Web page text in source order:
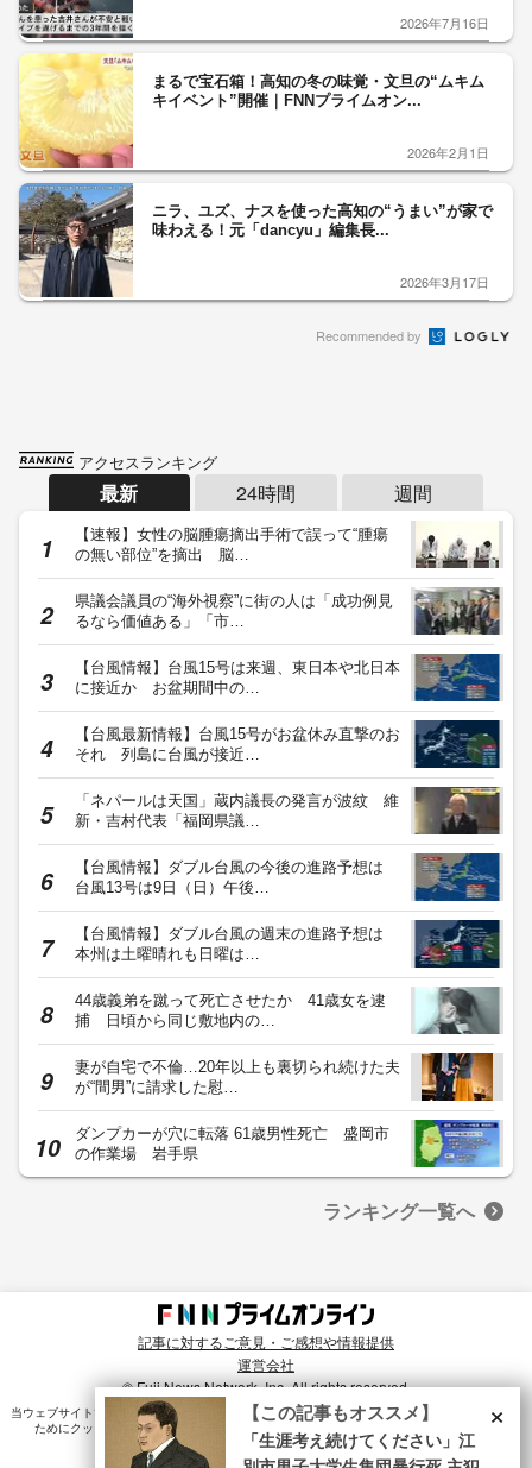
2026年7月16日
まるで宝石箱！高知の冬の味覚・文旦の“ムキム
キイベント”開催｜FNNプライムオン...
2026年2月1日
ニラ、ユズ、ナスを使った高知の“うまい”が家で
味わえる！元「dancyu」編集長...
2026年3月17日
Recommended by
アクセスランキング
最新 24時間 週間
【速報】女性の脳腫瘍摘出手術で誤って“腫瘍
の無い部位”を摘出 脳…
県議会議員の“海外視察”に街の人は「成功例見
るなら価値ある」「市…
【台風情報】台風15号は来週、東日本や北日本
に接近か お盆期間中の…
【台風最新情報】台風15号がお盆休み直撃のお
それ 列島に台風が接近…
「ネパールは天国」蔵内議長の発言が波紋 維
新・吉村代表「福岡県議…
【台風情報】ダブル台風の今後の進路予想は
台風13号は9日（日）午後…
【台風情報】ダブル台風の週末の進路予想は
本州は土曜晴れも日曜は…
44歳義弟を蹴って死亡させたか 41歳女を逮
捕 日頃から同じ敷地内の…
妻が自宅で不倫…20年以上も裏切られ続けた夫
が“間男”に請求した慰…
ダンプカーが穴に転落 61歳男性死亡 盛岡市
の作業場 岩手県
ランキング一覧へ
記事に対するご意見・ご感想や情報提供
運営会社
© Fuji News Network, Inc. All rights reserved.
当ウェブサイトでは、ユーザのニーズ・興味・関⼼に合致したコンテンツや広告配信を提供する
ためにクッキーを使⽤しています。詳細は、
プライバシーポリシー をご確認ください。×
【この記事もオススメ】
「生涯考え続けてください」江